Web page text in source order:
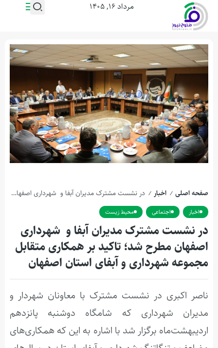
مرداد ۱۶, ۱۴۰۵
صفحه اصلی / اخبار / در نشست مشترک مدیران آبفا و ‌ شهرداری اصفهان مطرح شد؛ تاکید بر همکاری متقابل مجموعه شهرداری و آبفای استان اصفهان
اخبار اجتماعی محیط زیست
در نشست مشترک مدیران آبفا و ‌ شهرداری
اصفهان مطرح شد؛ تاکید بر همکاری متقابل
مجموعه شهرداری و آبفای استان اصفهان
ناصر اکبری در نشست مشترک با معاونان‌ شهردار و
مدیران شهرداری که شامگاه دوشنبه پانزدهم
اردیبهشت‌ماه برگزار شد با اشاره به این که همکاری‌های